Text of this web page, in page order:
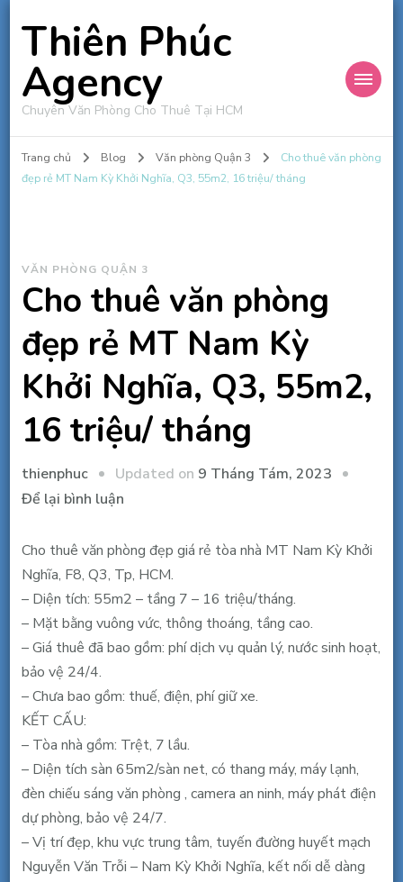
Thiên Phúc
Agency
Chuyên Văn Phòng Cho Thuê Tại HCM
Trang chủ Blog Văn phòng Quận 3
Cho thuê văn phòng
đẹp rẻ MT Nam Kỳ Khởi Nghĩa, Q3, 55m2, 16 triệu/ tháng
VĂN PHÒNG QUẬN 3
Cho thuê văn phòng
đẹp rẻ MT Nam Kỳ
Khởi Nghĩa, Q3, 55m2,
16 triệu/ tháng
thienphuc Updated on 9 Tháng Tám, 2023
Để lại bình luậntại
thuê
văn
phòng
đẹp
rẻ
Nam
Khởi
Nghĩa,
Q3,
55m2,
16
triệu/
Cho thuê văn phòng đẹp giá rẻ tòa nhà MT Nam Kỳ Khởi
Nghĩa, F8, Q3, Tp, HCM.
– Diện tích: 55m2 – tầng 7 – 16 triệu/tháng.
– Mặt bằng vuông vức, thông thoáng, tầng cao.
– Giá thuê đã bao gồm: phí dịch vụ quản lý, nước sinh hoạt,
bảo vệ 24/4.
– Chưa bao gồm: thuế, điện, phí giữ xe.
KẾT CẤU:
– Tòa nhà gồm: Trệt, 7 lầu.
– Diện tích sàn 65m2/sàn net, có thang máy, máy lạnh,
đèn chiếu sáng văn phòng , camera an ninh, máy phát điện
dự phòng, bảo vệ 24/7.
– Vị trí đẹp, khu vực trung tâm, tuyến đường huyết mạch
Nguyễn Văn Trỗi – Nam Kỳ Khởi Nghĩa, kết nối dễ dàng